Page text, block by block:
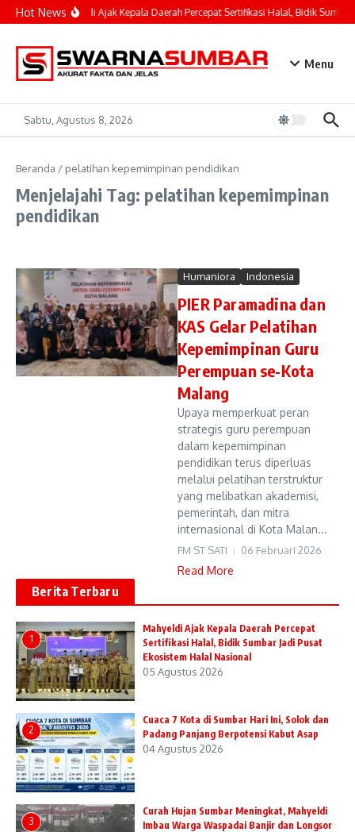
Lewati ke konten
Hot NewsMahyeldi Ajak Kepala Daerah Percepat Sertifikasi Halal, Bidik
Menu
Sabtu, Agustus 8, 2026
Beranda / pelatihan kepemimpinan pendidikan
Menjelajahi Tag: pelatihan kepemimpinan
pendidikan
Humaniora Indonesia
PIER Paramadina dan
KAS Gelar Pelatihan
Kepemimpinan Guru
Perempuan se-Kota
Malang
Upaya memperkuat peran
strategis guru perempuan
dalam kepemimpinan
pendidikan terus diperluas
melalui pelatihan terstruktur
yang melibatkan akademisi,
pemerintah, dan mitra
internasional di Kota Malan...
FM ST SATI 06 Februari 2026
Read More
Berita Terbaru
1
Mahyeldi Ajak Kepala Daerah Percepat
Sertifikasi Halal, Bidik Sumbar Jadi Pusat
Ekosistem Halal Nasional
05 Agustus 2026
2
Cuaca 7 Kota di Sumbar Hari Ini, Solok dan
Padang Panjang Berpotensi Kabut Asap
04 Agustus 2026
3
Curah Hujan Sumbar Meningkat, Mahyeldi
Imbau Warga Waspadai Banjir dan Longsor